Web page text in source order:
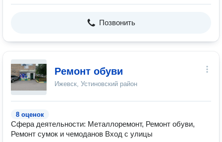
Позвонить
Ремонт обуви
Ижевск, Устиновский район
8 оценок
Сфера деятельности: Металлоремонт, Ремонт обуви,
Ремонт сумок и чемоданов Вход с улицы